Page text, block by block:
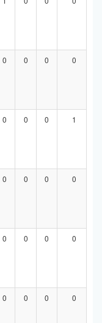
0 0 0 0
0 0 0 1
0 0 0 0
0 0 0 0
0 0 0 0